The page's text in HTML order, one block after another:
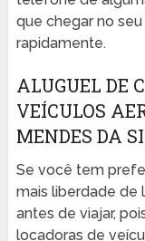
que chegar no
rapidamente.
ALUGUEL DE
VEÍCULOS
MENDES DA
Se você tem
mais liberdade de
antes de viajar,
locadoras de